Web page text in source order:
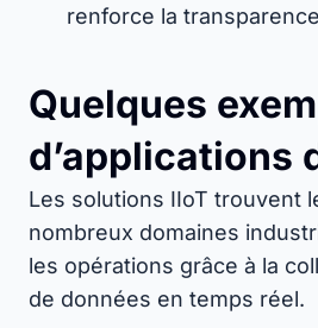
renforce la
Quelques
d’applications
Les solutions IIoT trouvent
nombreux domaines
les opérations grâce à la
de données en temps réel.